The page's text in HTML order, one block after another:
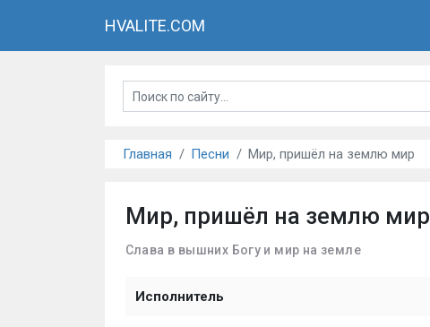
HVALITE.COM
Главная Песни Мир, пришёл на землю мир
Мир, пришёл на землю мир
Слава в вышних Богу и мир на земле
Исполнитель